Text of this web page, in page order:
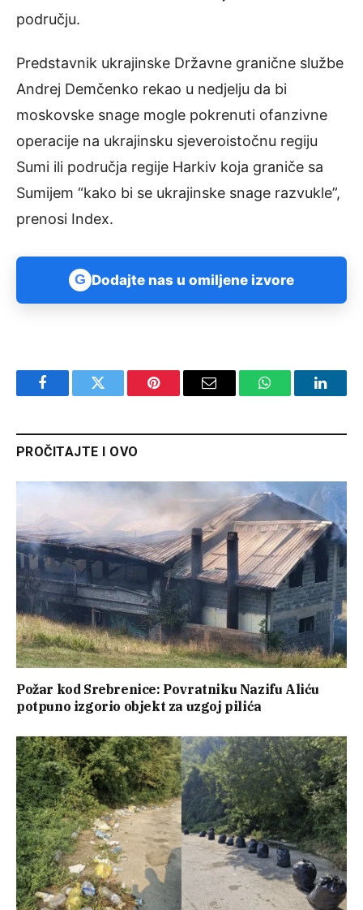
području.
Predstavnik ukrajinske Državne granične službe
Andrej Demčenko rekao u nedjelju da bi
moskovske snage mogle pokrenuti ofanzivne
operacije na ukrajinsku sjeveroistočnu regiju
Sumi ili područja regije Harkiv koja graniče sa
Sumijem “kako bi se ukrajinske snage razvukle”,
prenosi Index.
G Dodajte nas u omiljene izvore
FacebookTwitter Pinterest Email WhatsApp
PROČITAJTE I OVO
Požar kod Srebrenice: Povratniku Nazifu Aliću
potpuno izgorio objekt za uzgoj pilića